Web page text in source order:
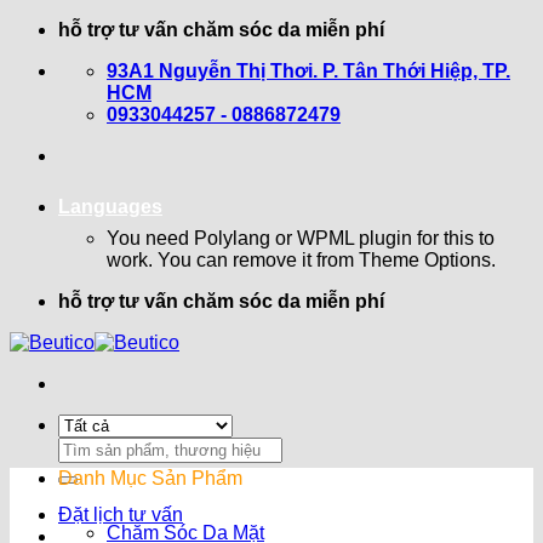
hỗ trợ tư vấn chăm sóc da miễn phí
93A1 Nguyễn Thị Thơi. P. Tân Thới Hiệp, TP.
HCM
0933044257 - 0886872479
Languages
You need Polylang or WPML plugin for this to
work. You can remove it from Theme Options.
hỗ trợ tư vấn chăm sóc da miễn phí
Search
for:
Đặt lịch tư vấn
Danh Mục Sản Phẩm
Chăm Sóc Da Mặt